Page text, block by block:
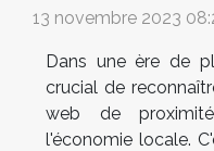
13 novembre 2023
Dans une ère de
crucial de
web de
l'économie locale.